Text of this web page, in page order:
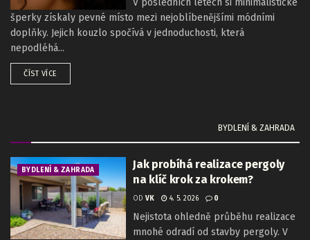
šperky získaly pevné místo mezi nejoblíbenějšími módními
doplňky. Jejich kouzlo spočívá v jednoduchosti, která
nepodléhá...
ČÍST VÍCE
BYDLENÍ & ZAHRADA
BYDLENÍ & ZAHRADA
Jak probíhá realizace pergoly
na klíč krok za krokem?
OD VK 4. 5. 2026 0
Nejistota ohledně průběhu realizace
mnohé odradí od stavby pergoly. V